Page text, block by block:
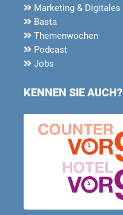
Marketing & Digitales
Basta
Themenwochen
Podcast
Jobs
KENNEN SIE AUCH?